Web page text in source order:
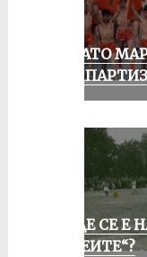
КОГАТО
ОТ
КЪДЕ СЕ Е
„АЛЕИТЕ“?